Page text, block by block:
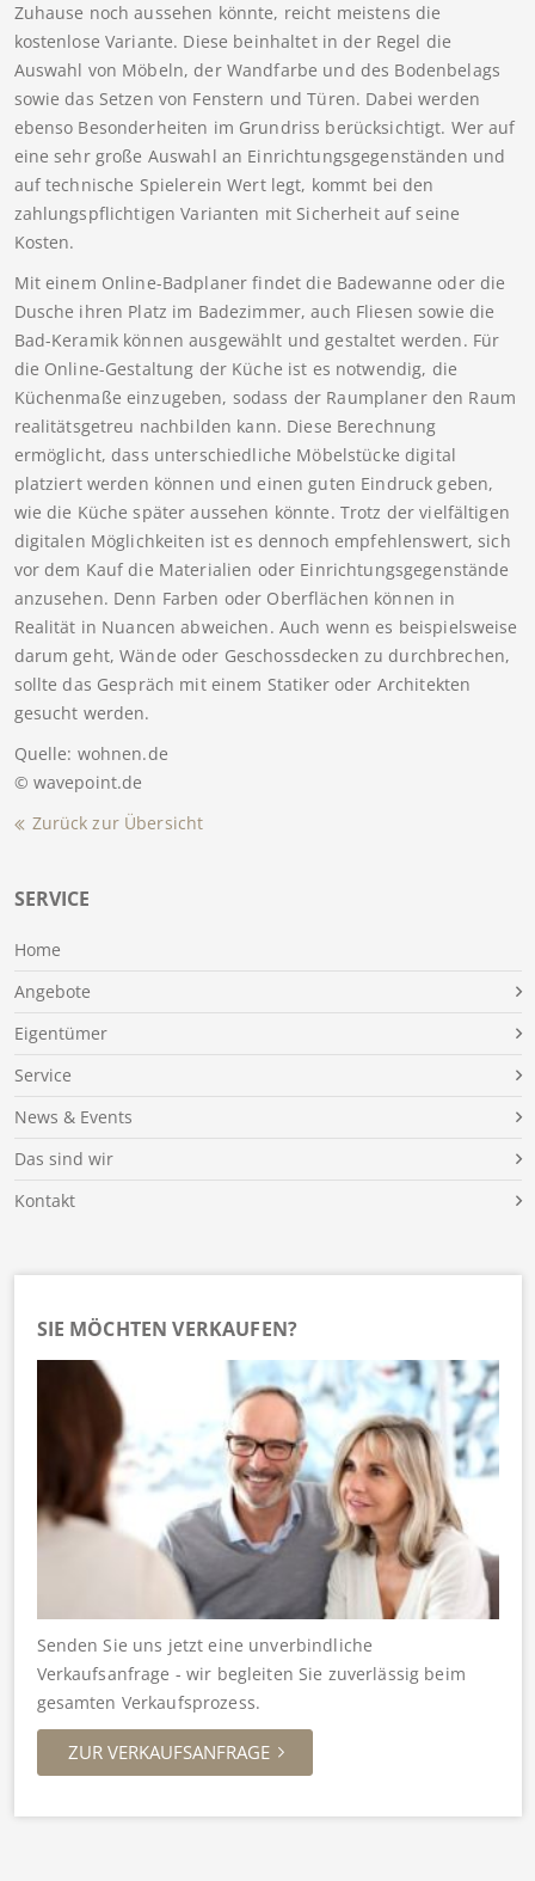
SERVICE
Home
Angebote
Eigentümer
Service
News & Events
Das sind wir
Kontakt
SIE MÖCHTEN VERKAUFEN?
Senden Sie uns jetzt eine unverbindliche
Verkaufsanfrage - wir begleiten Sie zuverlässig beim
gesamten Verkaufsprozess.
ZUR VERKAUFSANFRAGE
Zuhause noch aussehen könnte, reicht meistens die
kostenlose Variante. Diese beinhaltet in der Regel die
Auswahl von Möbeln, der Wandfarbe und des Bodenbelags
sowie das Setzen von Fenstern und Türen. Dabei werden
ebenso Besonderheiten im Grundriss berücksichtigt. Wer auf
eine sehr große Auswahl an Einrichtungsgegenständen und
auf technische Spielerein Wert legt, kommt bei den
zahlungspflichtigen Varianten mit Sicherheit auf seine
Kosten.
Mit einem Online-Badplaner findet die Badewanne oder die
Dusche ihren Platz im Badezimmer, auch Fliesen sowie die
Bad-Keramik können ausgewählt und gestaltet werden. Für
die Online-Gestaltung der Küche ist es notwendig, die
Küchenmaße einzugeben, sodass der Raumplaner den Raum
realitätsgetreu nachbilden kann. Diese Berechnung
ermöglicht, dass unterschiedliche Möbelstücke digital
platziert werden können und einen guten Eindruck geben,
wie die Küche später aussehen könnte. Trotz der vielfältigen
digitalen Möglichkeiten ist es dennoch empfehlenswert, sich
vor dem Kauf die Materialien oder Einrichtungsgegenstände
anzusehen. Denn Farben oder Oberflächen können in
Realität in Nuancen abweichen. Auch wenn es beispielsweise
darum geht, Wände oder Geschossdecken zu durchbrechen,
sollte das Gespräch mit einem Statiker oder Architekten
gesucht werden.
Quelle: wohnen.de
© wavepoint.de
Zurück zur Übersicht